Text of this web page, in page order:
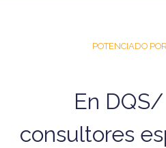
POTENCIADO
En
consultores